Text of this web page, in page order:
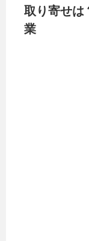
取り寄せは
業